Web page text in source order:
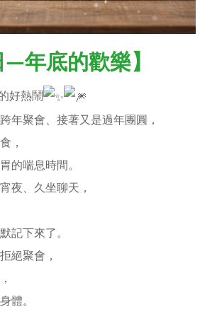
—年底的歡樂】
好熱鬧
年聚會、接著又是過年團圓，
，
的喘息時間。
夜、久坐聊天，
記下來了。
絕聚會，
體。